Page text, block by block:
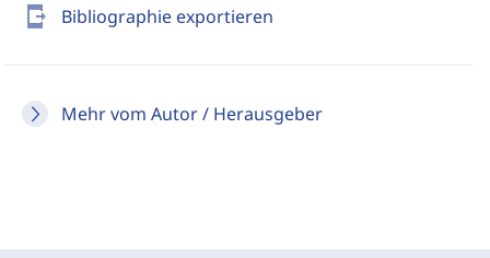
send_to_mobile Bibliographie exportieren
Mehr vom Autor / Herausgeber